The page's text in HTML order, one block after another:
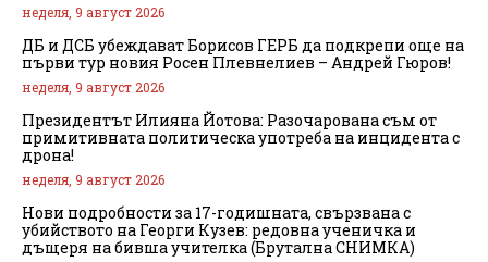
неделя, 9 август 2026
ДБ и ДСБ убеждават Борисов ГЕРБ да подкрепи още на
първи тур новия Росен Плевнелиев – Андрей Гюров!
неделя, 9 август 2026
Президентът Илияна Йотова: Разочарована съм от
примитивната политическа употреба на инцидента с
дрона!
неделя, 9 август 2026
Нови подробности за 17-годишната, свързвана с
убийството на Георги Кузев: редовна ученичка и
дъщеря на бивша учителка (Брутална СНИМКА)